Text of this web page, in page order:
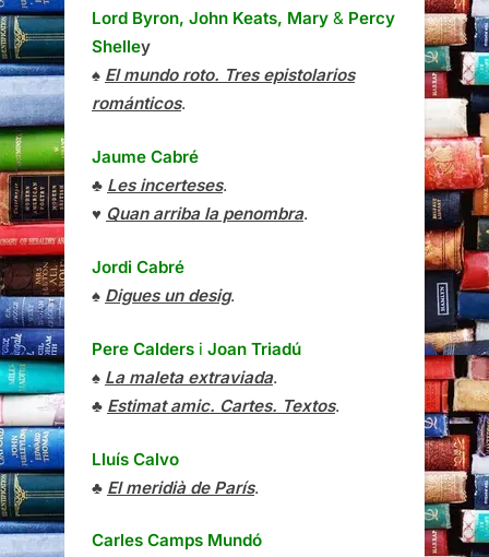
Lord Byron, John Keats, Mary & Percy
Shelley
♠ El mundo roto. Tres epistolarios
románticos.
Jaume Cabré
♣ Les incerteses.
♥ Quan arriba la penombra.
Jordi Cabré
♠ Digues un desig.
Pere Calders i Joan Triadú
♠ La maleta extraviada.
♣ Estimat amic. Cartes. Textos.
Lluís Calvo
♣ El meridià de París.
Carles Camps Mundó